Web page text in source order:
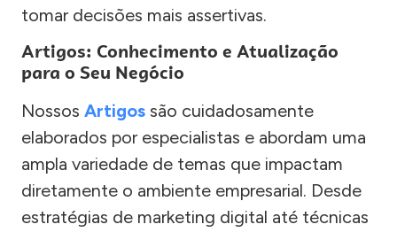
tomar decisões mais assertivas.
Artigos: Conhecimento e Atualização
para o Seu Negócio
Nossos Artigos são cuidadosamente
elaborados por especialistas e abordam uma
ampla variedade de temas que impactam
diretamente o ambiente empresarial. Desde
estratégias de marketing digital até técnicas